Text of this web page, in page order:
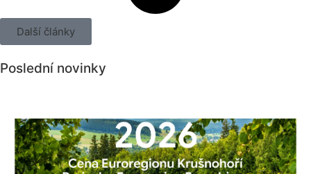
Další články
Poslední novinky